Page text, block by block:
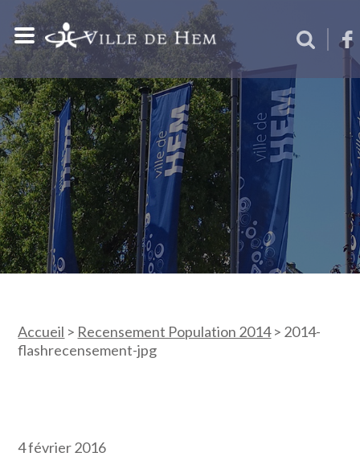
Accueil > Recensement Population 2014> 2014-
flashrecensement-jpg
4 février 2016